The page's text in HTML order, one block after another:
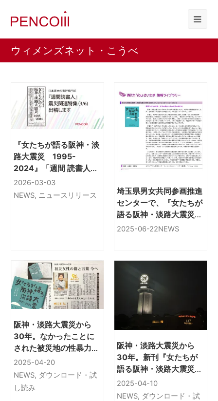
ウィメンズネット・こうべ
『女たちが語る阪神・淡
路大震災 1995-
2024』「週間 読書人」
3/6に出稿します
2026-03-03
NEWS, ニュースリリース
埼玉県男女共同参画推進
センターで、『女たちが
語る阪神・淡路大震災
1995-2024』を選書い
2025-06-22NEWS
阪神・淡路大震災から
30年。なかったことに
された被災地の性暴力。
新刊『女たちが語る阪
神・淡路大震災1995-
2024』から「私の一番
2025-04-20
NEWS, ダウンロード・試
し読み
阪神・淡路大震災から
30年。新刊『女たちが
語る阪神・淡路大震災
1995-2024』から「は
じめに」を公開します
2025-04-10
NEWS, ダウンロード・試